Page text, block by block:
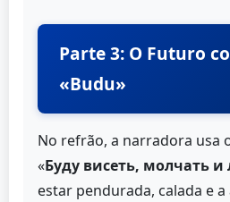
Parte 3: O Futuro
«Budu»
No refrão, a narradora usa
«Буду висеть, молчать
estar pendurada, calada e a